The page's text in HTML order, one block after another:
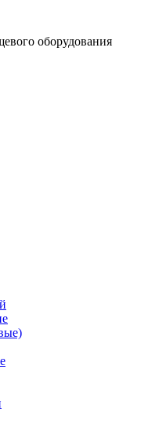
оборудования